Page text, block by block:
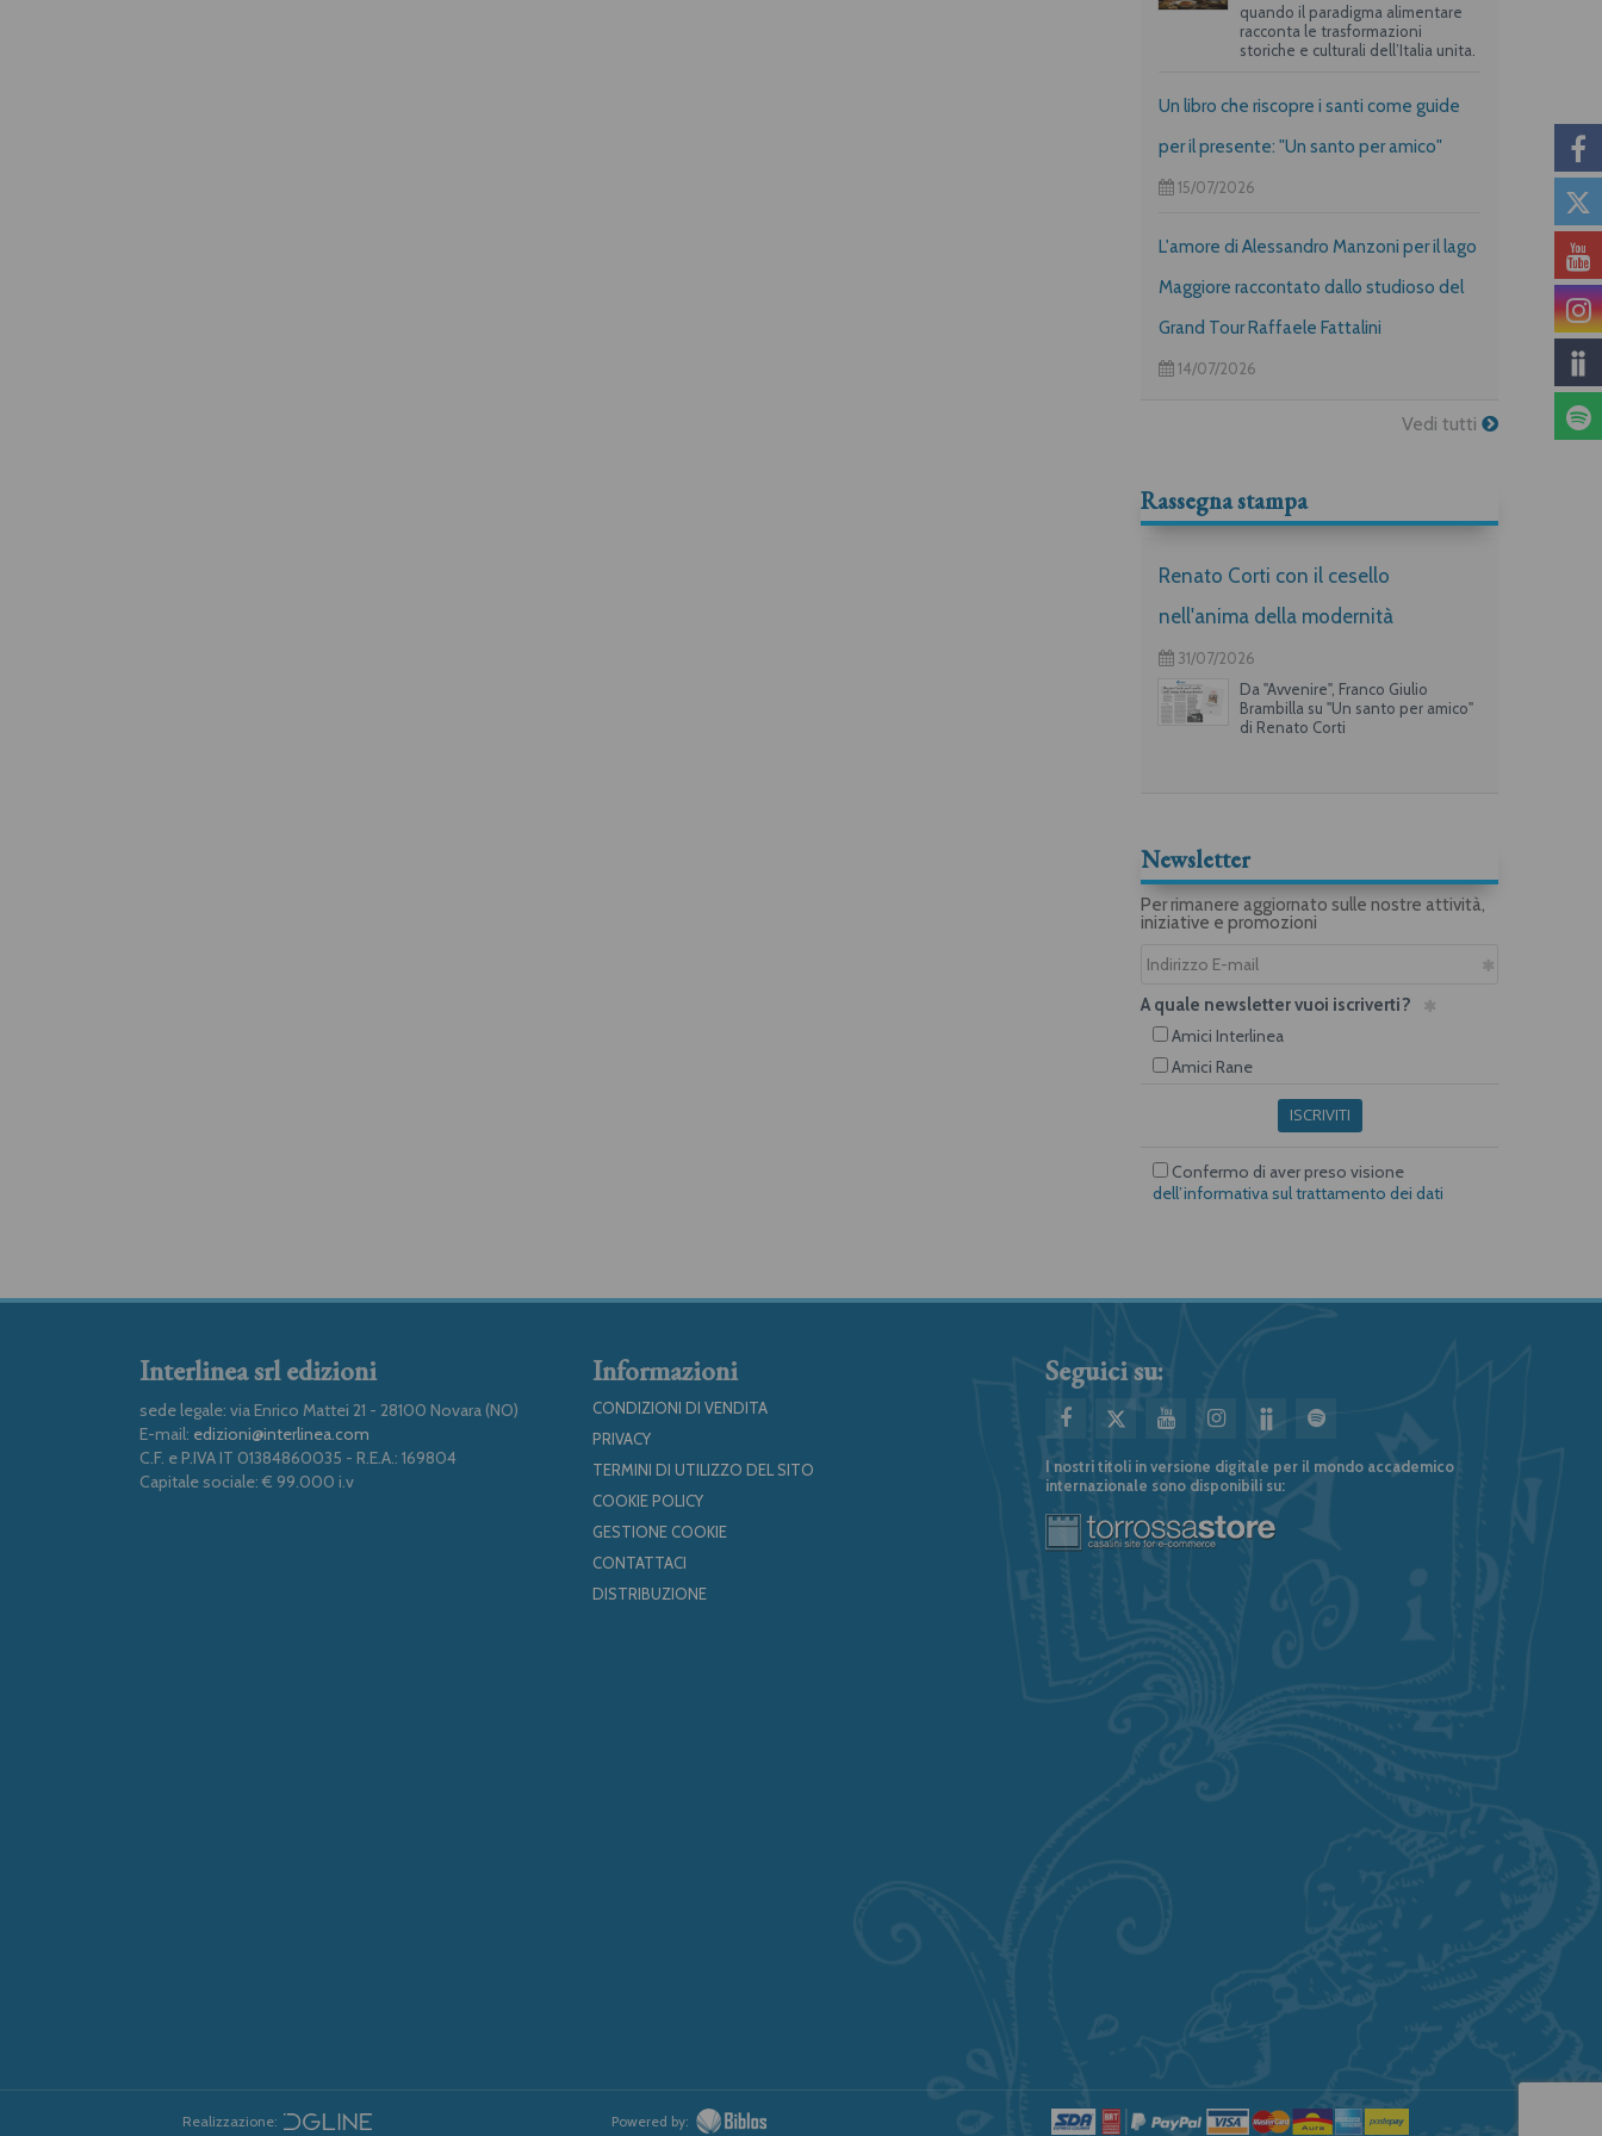
quando il paradigma alimentare
racconta le trasformazioni
storiche e culturali dell’Italia unita.
Un libro che riscopre i santi come guide
per il presente: "Un santo per amico"
15/07/2026
L'amore di Alessandro Manzoni per il lago
Maggiore raccontato dallo studioso del
Grand Tour Raffaele Fattalini
14/07/2026
Vedi tutti
Rassegna stampa
Renato Corti con il cesello
nell'anima della modernità
31/07/2026
Da "Avvenire", Franco Giulio
Brambilla su "Un santo per amico"
di Renato Corti
Newsletter
Per rimanere aggiornato sulle nostre attività,
iniziative e promozioni
A quale newsletter vuoi iscriverti?
Amici Interlinea
Amici Rane
ISCRIVITI
Confermo di aver preso visione
dell’informativa sul trattamento dei dati
Interlinea srl edizioni
sede legale: via Enrico Mattei 21 - 28100 Novara (NO)
E-mail: edizioni@interlinea.com
C.F. e P.IVA IT 01384860035 - R.E.A.: 169804
Capitale sociale: € 99.000 i.v
Informazioni
CONDIZIONI DI VENDITA
PRIVACY
TERMINI DI UTILIZZO DEL SITO
COOKIE POLICY
GESTIONE COOKIE
CONTATTACI
DISTRIBUZIONE
Seguici su:
I nostri titoli in versione digitale per il mondo accademico
internazionale sono disponibili su:
Realizzazione: Powered by: